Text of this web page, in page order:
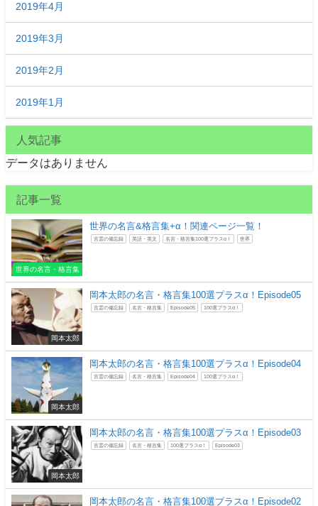
2019年4月
2019年3月
2019年2月
2019年1月
人気記事
データはありません
記事一覧
世界の名言・格言集
世界の名言&格言集+α！関連ページ一覧！
言霊の備忘録 英語・英文 名言・格言集100選プラスα！ 世界
岡本太郎
岡本太郎の名言・格言集100選プラスα！Episode05
言霊の備忘録 名言・格言集 Episode05 100選プラスα！
岡本太郎
岡本太郎の名言・格言集100選プラスα！Episode04
言霊の備忘録 名言・格言集 Episode04 100選プラスα！
岡本太郎
岡本太郎の名言・格言集100選プラスα！Episode03
言霊の備忘録 名言・格言集 100選プラスα！ Episode03
岡本太郎の名言・格言集100選プラスα！Episode02